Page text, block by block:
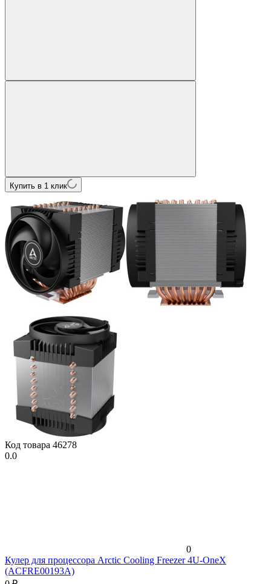
Купить в 1 клик
Код товара 46278
0.0
0
Кулер для процессора Arctic Cooling Freezer 4U-OneX
(ACFRE00193A)